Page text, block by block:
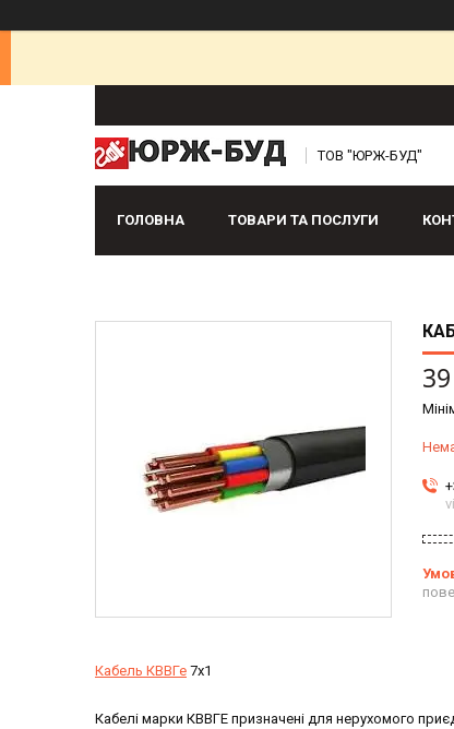
ТОВ "ЮРЖ-БУД"
ГОЛОВНА ТОВАРИ ТА ПОСЛУГИ
Кабель КВВГе 7х1
Кабелі марки КВВГЕ призначені для нерухомого